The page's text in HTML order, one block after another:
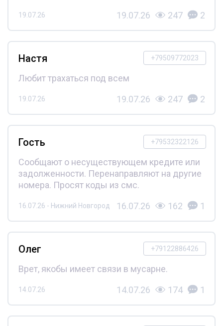
19.07.26 19.07.26 247 2
+79509772023
Настя
Любит трахаться под всем
19.07.26 19.07.26 247 2
+79532322126
Гость
Сообщают о несуществующем кредите или
задолженности. Перенаправляют на другие
номера. Просят коды из смс.
16.07.26 - Нижний Новгород 16.07.26 162 1
+79122886426
Олег
Врет, якобы имеет связи в мусарне.
14.07.26 14.07.26 174 1